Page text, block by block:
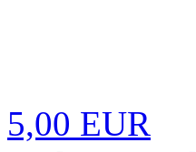
5,00 EUR